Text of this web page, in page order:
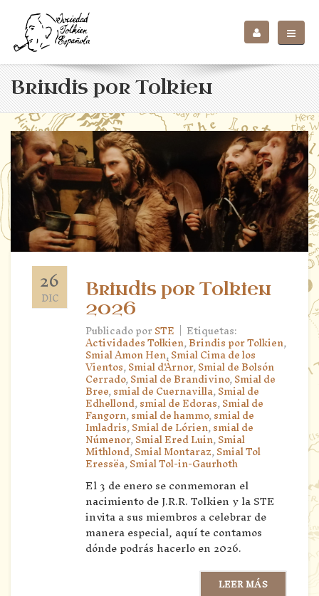
Brindis por Tolkien
26
DIC
Brindis por Tolkien
2026
Publicado porSTE | Etiquetas:
Actividades Tolkien,Brindis por Tolkien,
Smial Amon Hen,Smial Cima de los
Vientos,Smial d'Àrnor,Smial de Bolsón
Cerrado,Smial de Brandivino,Smial de
Bree,smial de Cuernavilla,Smial de
Edhellond,smial de Edoras,Smial de
Fangorn,smial de hammo,smial de
Imladris,Smial de Lórien,smial de
Númenor,Smial Ered Luin,Smial
Mithlond,Smial Montaraz,Smial Tol
Eressëa,Smial Tol-in-Gaurhoth
El 3 de enero se conmemoran el
nacimiento de J.R.R. Tolkien y la STE
invita a sus miembros a celebrar de
manera especial, aquí te contamos
dónde podrás hacerlo en 2026.
LEER MÁS